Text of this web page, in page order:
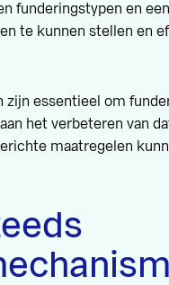
funderingstypen en
te kunnen stellen en
essentieel om
het verbeteren van
maatregelen